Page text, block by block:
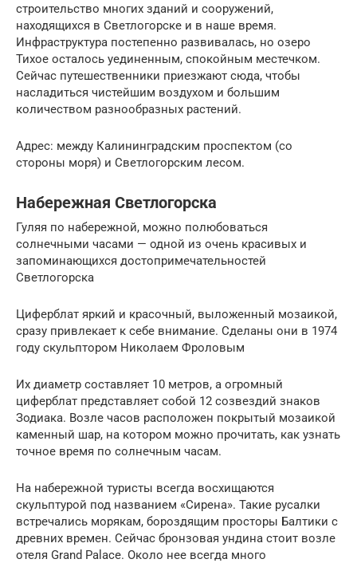
строительство многих зданий и сооружений,
находящихся в Светлогорске и в наше время.
Инфраструктура постепенно развивалась, но озеро
Тихое осталось уединенным, спокойным местечком.
Сейчас путешественники приезжают сюда, чтобы
насладиться чистейшим воздухом и большим
количеством разнообразных растений.
Адрес: между Калининградским проспектом (со
стороны моря) и Светлогорским лесом.
Набережная Светлогорска
Гуляя по набережной, можно полюбоваться
солнечными часами — одной из очень красивых и
запоминающихся достопримечательностей
Светлогорска
Циферблат яркий и красочный, выложенный мозаикой,
сразу привлекает к себе внимание. Сделаны они в 1974
году скульптором Николаем Фроловым
Их диаметр составляет 10 метров, а огромный
циферблат представляет собой 12 созвездий знаков
Зодиака. Возле часов расположен покрытый мозаикой
каменный шар, на котором можно прочитать, как узнать
точное время по солнечным часам.
На набережной туристы всегда восхищаются
скульптурой под названием «Сирена». Такие русалки
встречались морякам, бороздящим просторы Балтики с
древних времен. Сейчас бронзовая ундина стоит возле
отеля Grand Palace. Около нее всегда много